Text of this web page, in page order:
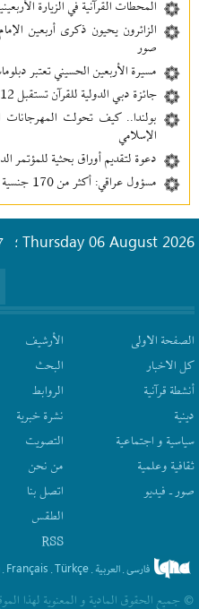
المحطات القرآنية في الزيارة
الزائرون يحيون ذكرى أربعين
صور
مسيرة الأربعين الحسيني تعتبر
جائزة دبي الدولية للقرآن تستقبل 12 ألف طلب من 120 دولة
بولندا.. كيف تحولت المهرجانات
الإسلامي
دعوة لتقديم أوراق بحثية للمؤتمر
مسؤول عراقي: أكثر من 170 جنسية يحيون أربعينية الإمام الحسين (ع)
Thursday 06 August 2026 ؛
الصفحة الاولى
كل الاخبار
أنشطة قرآنیة
دينية
سیاسیة و اجتماعیة
ثقافیة وعلمیة
صور ـ فيديو
الأرشیف
البحث
الروابط
نشرة‌ خبریة
التصويت
من نحن
اتصل بنا
الطقس
RSS
فارسی. العربیة .
Türkçe
.
Français
.
© جمیع الحقوق المادیة و المعنویة لهذا